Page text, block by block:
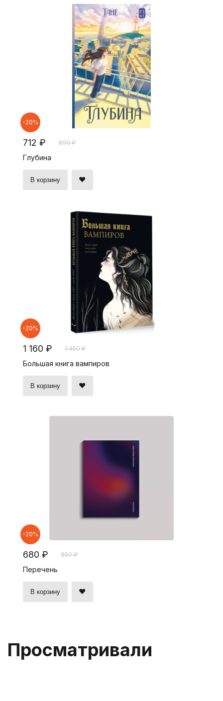
-20%
712 ₽ 890 ₽
Глубина
В корзину
-20%
1 160 ₽ 1 450 ₽
Большая книга вампиров
В корзину
-20%
680 ₽ 850 ₽
Перечень
В корзину
Просматривали